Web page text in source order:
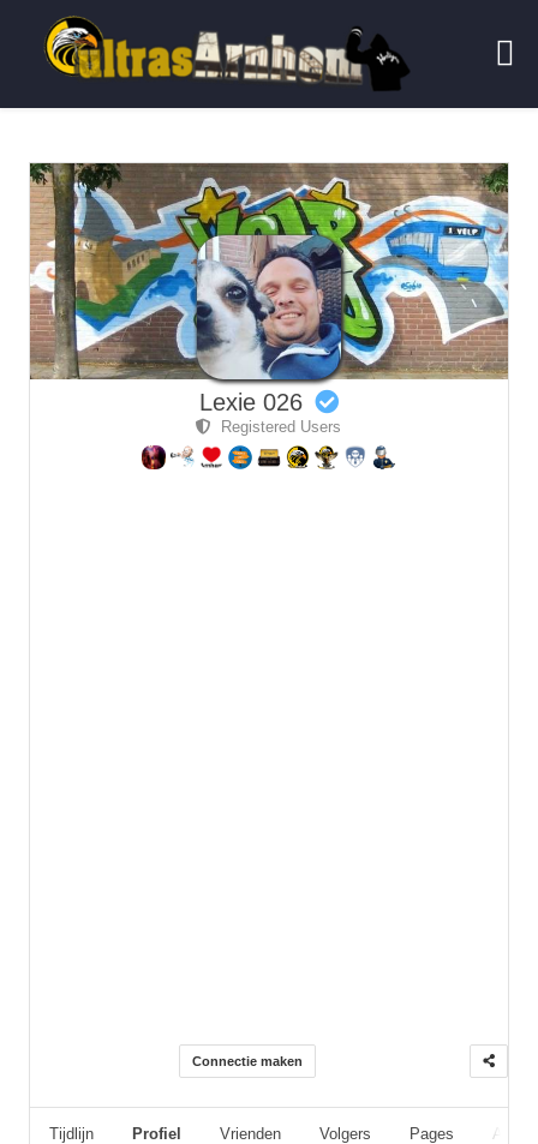
Lexie 026
Registered Users
Connectie maken
Tijdlijn Profiel Vrienden Volgers Pages